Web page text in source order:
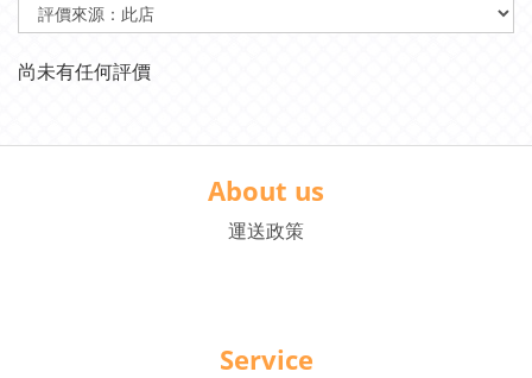
尚未有任何評價
About us
運送政策
Service